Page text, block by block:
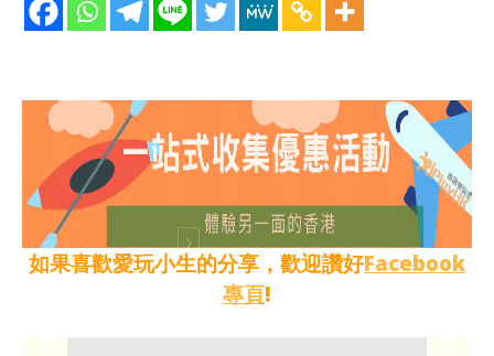
如果喜歡愛玩小生的分享，歡迎讚好Facebook
專頁!